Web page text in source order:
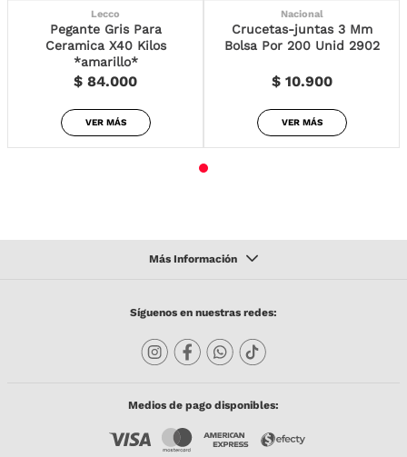
Lecco
Pegante Gris Para
Ceramica X40 Kilos
*amarillo*
$ 84.000
VER MÁS
Nacional
Crucetas-juntas 3 Mm
Bolsa Por 200 Unid 2902
$ 10.900
VER MÁS
Síguenos en nuestras redes:
Medios de pago disponibles: